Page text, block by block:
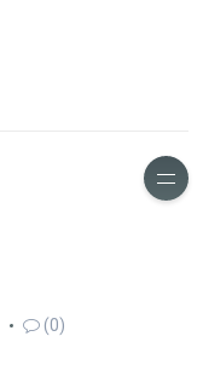
(0)